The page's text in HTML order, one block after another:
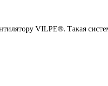
VILPE®. Такая